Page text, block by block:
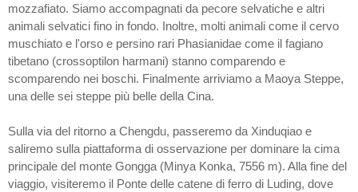
mozzafiato. Siamo accompagnati da pecore selvatiche e altri
animali selvatici fino in fondo. Inoltre, molti animali come il cervo
muschiato e l'orso e persino rari Phasianidae come il fagiano
tibetano (crossoptilon harmani) stanno comparendo e
scomparendo nei boschi. Finalmente arriviamo a Maoya Steppe,
una delle sei steppe più belle della Cina.
Sulla via del ritorno a Chengdu, passeremo da Xinduqiao e
saliremo sulla piattaforma di osservazione per dominare la cima
principale del monte Gongga (Minya Konka, 7556 m). Alla fine del
viaggio, visiteremo il Ponte delle catene di ferro di Luding, dove